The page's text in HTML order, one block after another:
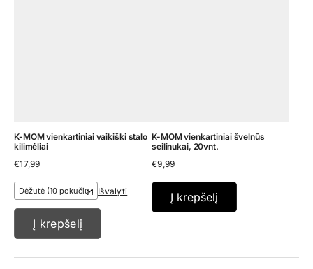
K-MOM vienkartiniai vaikiški stalo
kilimėliai
€17,99
Išvalyti
Į krepšelį
K-MOM vienkartiniai švelnūs
seilinukai, 20vnt.
€9,99
Į krepšelį